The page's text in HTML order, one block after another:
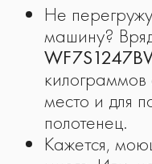
Не
машину?
килограммов
место и для
полотенец.
Кажется,